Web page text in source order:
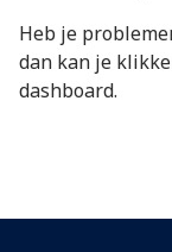
Heb je
dan kan je
dashboard.